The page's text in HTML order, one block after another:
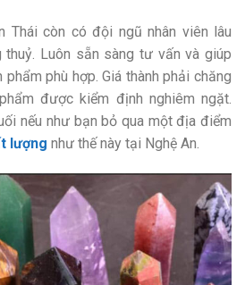
Thái còn có đội ngũ nhân viên lâu
thuỷ. Luôn sẵn sàng tư vấn và giúp
phù hợp. Giá thành phải chăng
được kiểm định nghiêm ngặt.
nếu như bạn bỏ qua một địa điểm
lượng như thế này tại Nghệ An.